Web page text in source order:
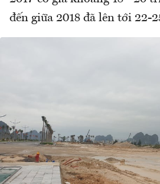
đến giữa 2018 đã lên tới 22-